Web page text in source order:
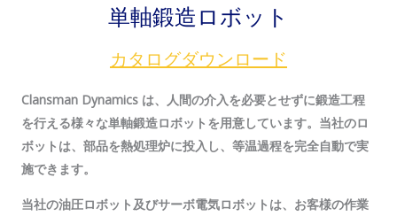
単軸鍛造ロボット
カタログダウンロード
Clansman Dynamics は、人間の介入を必要とせずに鍛造工程
を行える様々な単軸鍛造ロボットを用意しています。当社のロ
ボットは、部品を熱処理炉に投入し、等温過程を完全自動で実
施できます。
当社の油圧ロボット及びサーボ電気ロボットは、お客様の作業